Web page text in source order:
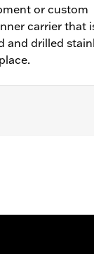
or custom
carrier that
and drilled